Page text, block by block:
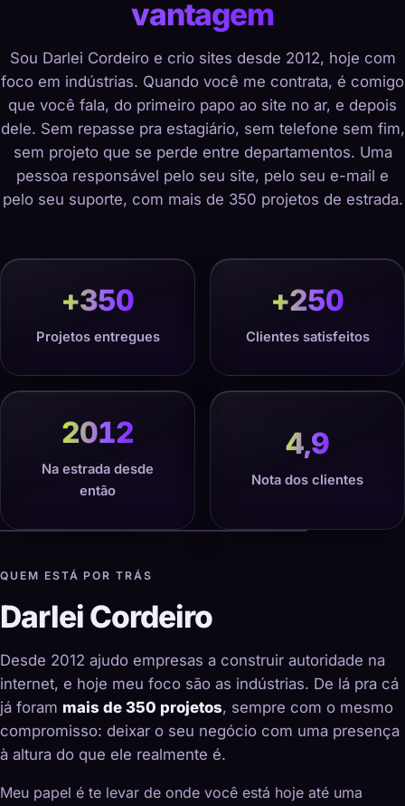
vantagem
Sou Darlei Cordeiro e crio sites desde 2012, hoje com
foco em indústrias. Quando você me contrata, é comigo
que você fala, do primeiro papo ao site no ar, e depois
dele. Sem repasse pra estagiário, sem telefone sem fim,
sem projeto que se perde entre departamentos. Uma
pessoa responsável pelo seu site, pelo seu e-mail e
pelo seu suporte, com mais de 350 projetos de estrada.
+350
Projetos entregues
+250
Clientes satisfeitos
2012
Na estrada desde
então
4,9
Nota dos clientes
QUEM ESTÁ POR TRÁS
Darlei Cordeiro
Desde 2012 ajudo empresas a construir autoridade na
internet, e hoje meu foco são as indústrias. De lá pra cá
já foram mais de 350 projetos, sempre com o mesmo
compromisso: deixar o seu negócio com uma presença
à altura do que ele realmente é.
Meu papel é te levar de onde você está hoje até uma